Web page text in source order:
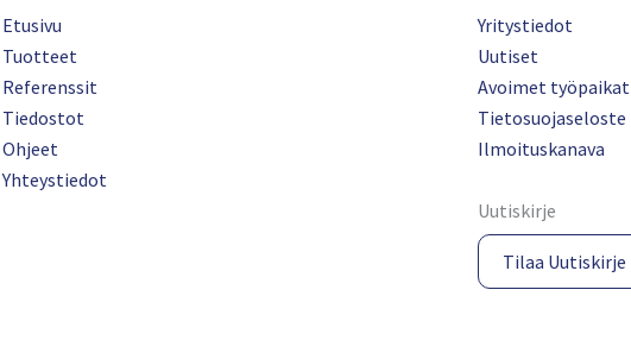
Etusivu
Tuotteet
Referenssit
Tiedostot
Ohjeet
Yhteystiedot
Yritystiedot
Uutiset
Avoimet työpaikat
Tietosuojaseloste
Ilmoituskanava
Uutiskirje
Tilaa Uutiskirje​